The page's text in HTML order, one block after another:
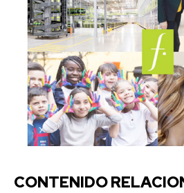
CONTENIDO